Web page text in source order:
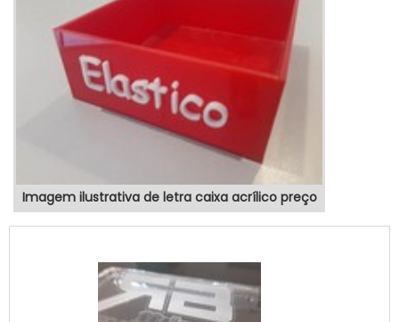
Imagem ilustrativa de letra caixa acrílico preço